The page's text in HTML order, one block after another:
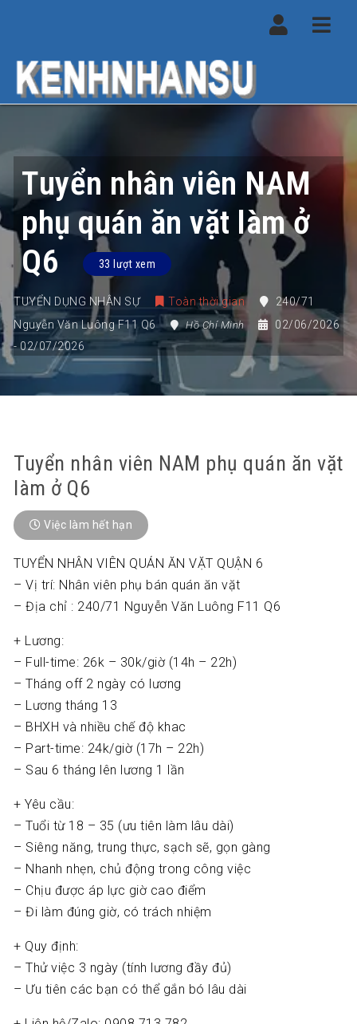
Tuyển nhân viên NAM
phụ quán ăn vặt làm ở
Q6
33 lượt xem
TUYỂN DỤNG NHÂN SỰ Toàn thời gian
240/71
Nguyễn Văn Luông F11 Q6
Hồ Chí Minh
02/06/2026
- 02/07/2026
Tuyển nhân viên NAM phụ quán ăn vặt
làm ở Q6
Việc làm hết hạn
TUYỂN NHÂN VIÊN QUÁN ĂN VẶT QUẬN 6
– Vị trí: Nhân viên phụ bán quán ăn vặt
– Địa chỉ : 240/71 Nguyễn Văn Luông F11 Q6
+ Lương:
– Full-time: 26k – 30k/giờ (14h – 22h)
– Tháng off 2 ngày có lương
– Lương tháng 13
– BHXH và nhiều chế độ khac
– Part-time: 24k/giờ (17h – 22h)
– Sau 6 tháng lên lương 1 lần
+ Yêu cầu:
– Tuổi từ 18 – 35 (ưu tiên làm lâu dài)
– Siêng năng, trung thực, sạch sẽ, gọn gàng
– Nhanh nhẹn, chủ động trong công việc
– Chịu được áp lực giờ cao điểm
– Đi làm đúng giờ, có trách nhiệm
+ Quy định:
– Thử việc 3 ngày (tính lương đầy đủ)
– Ưu tiên các bạn có thể gắn bó lâu dài